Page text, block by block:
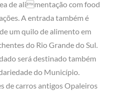
de alimentação com food
A entrada também é
um quilo de alimento em
do Rio Grande do Sul.
será destinado também
do Município.
de carros antigos Opaleiros